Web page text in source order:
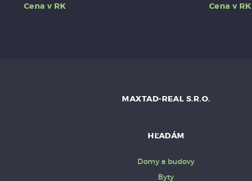
Cena v RK Cena v RK
MAXTAD-REAL S.R.O.
HĽADÁM
Domy a budovy
Byty